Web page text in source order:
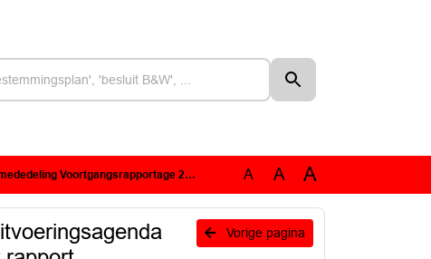
Wonen en Werken 2024-2027 : Aanbevelingen Zuidelijke Rekenkamer rapport A A A
Vorige pagina